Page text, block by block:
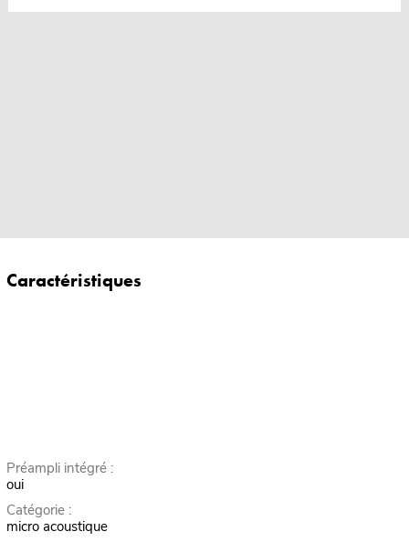
Caractéristiques
Préampli intégré :
oui
Catégorie :
micro acoustique